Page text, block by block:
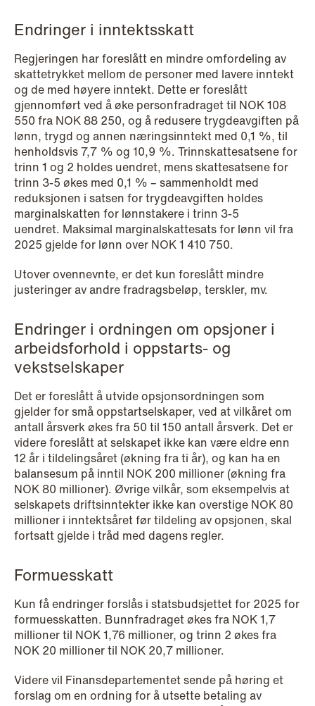
NEWS
Schjødt Nordic Competition Outlook
Read more
NEWS
Privacy Corner
Read more
NEWS
Endringer i inntektsskatt
Regjeringen har foreslått en mindre omfordeling av
skattetrykket mellom de personer med lavere inntekt
og de med høyere inntekt. Dette er foreslått
gjennomført ved å øke personfradraget til NOK 108
550 fra NOK 88 250, og å redusere trygdeavgiften på
lønn, trygd og annen næringsinntekt med 0,1 %, til
henholdsvis 7,7 % og 10,9 %. Trinnskattesatsene for
trinn 1 og 2 holdes uendret, mens skattesatsene for
trinn 3-5 økes med 0,1 % – sammenholdt med
reduksjonen i satsen for trygdeavgiften holdes
marginalskatten for lønnstakere i trinn 3-5
uendret. Maksimal marginalskattesats for lønn vil fra
2025 gjelde for lønn over NOK 1 410 750.
Utover ovennevnte, er det kun foreslått mindre
justeringer av andre fradragsbeløp, terskler, mv.
Endringer i ordningen om opsjoner i
arbeidsforhold i oppstarts- og
vekstselskaper
Det er foreslått å utvide opsjonsordningen som
gjelder for små oppstartselskaper, ved at vilkåret om
antall årsverk økes fra 50 til 150 antall årsverk. Det er
videre foreslått at selskapet ikke kan være eldre enn
12 år i tildelingsåret (økning fra ti år), og kan ha en
balansesum på inntil NOK 200 millioner (økning fra
NOK 80 millioner). Øvrige vilkår, som eksempelvis at
selskapets driftsinntekter ikke kan overstige NOK 80
millioner i inntektsåret før tildeling av opsjonen, skal
fortsatt gjelde i tråd med dagens regler.
Formuesskatt
Kun få endringer forslås i statsbudsjettet for 2025 for
formuesskatten. Bunnfradraget økes fra NOK 1,7
millioner til NOK 1,76 millioner, og trinn 2 økes fra
NOK 20 millioner til NOK 20,7 millioner.
Videre vil Finansdepartementet sende på høring et
forslag om en ordning for å utsette betaling av